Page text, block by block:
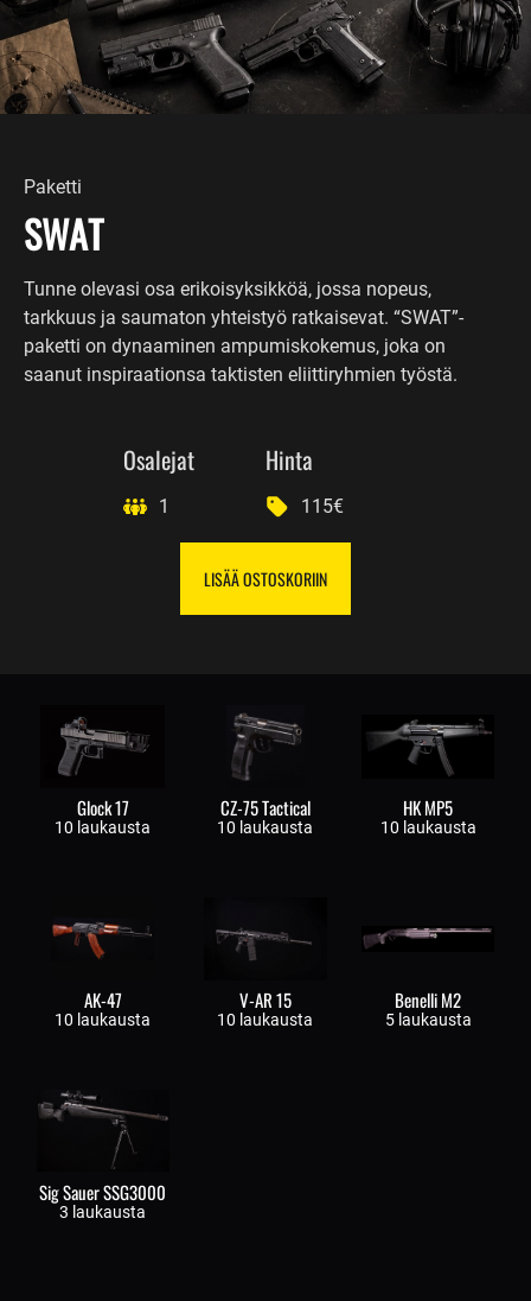
Paketti
SWAT
Tunne olevasi osa erikoisyksikköä, jossa nopeus,
tarkkuus ja saumaton yhteistyö ratkaisevat. “SWAT”-
paketti on dynaaminen ampumiskokemus, joka on
saanut inspiraationsa taktisten eliittiryhmien työstä.
Osalejat
1
Hinta
115€
LISÄÄ OSTOSKORIIN
Glock 17
10 laukausta
CZ-75 Tactical
10 laukausta
HK MP5
10 laukausta
AK-47
10 laukausta
V-AR 15
10 laukausta
Benelli M2
5 laukausta
Sig Sauer SSG3000
3 laukausta